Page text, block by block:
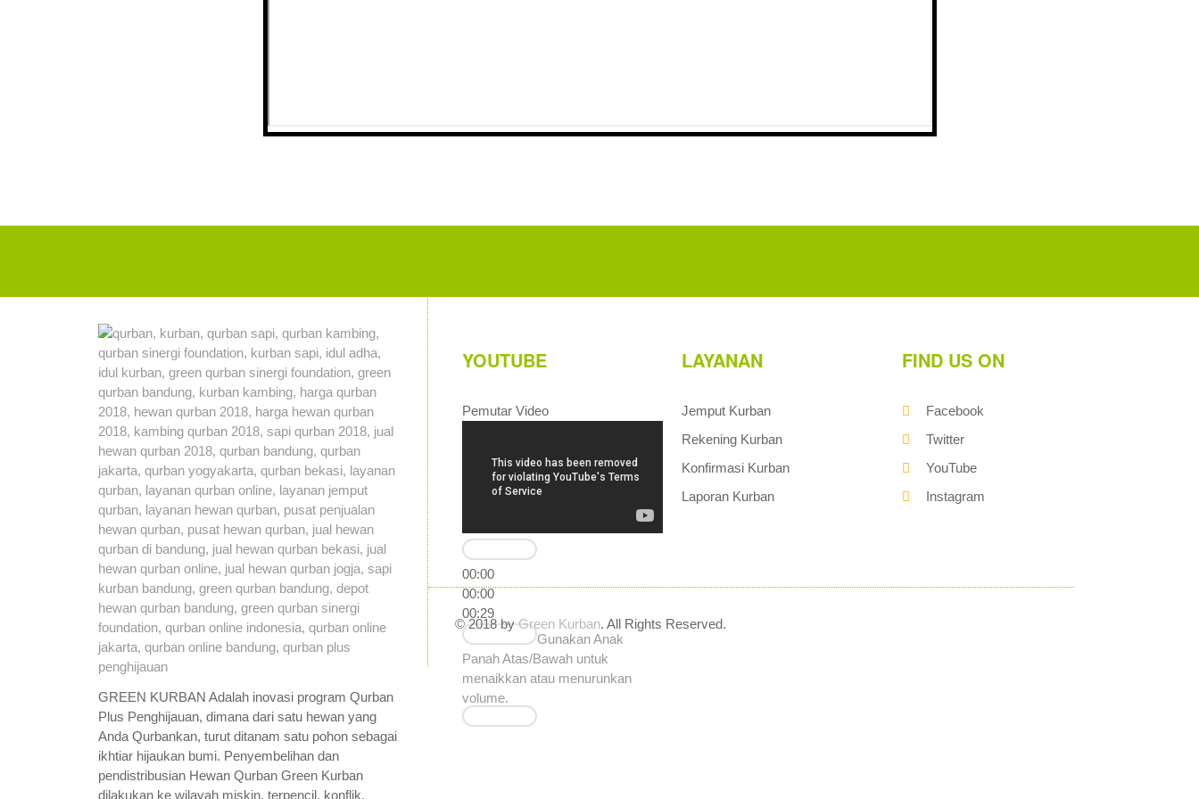
GREEN KURBAN Adalah inovasi program Qurban
Plus Penghijauan, dimana dari satu hewan yang
Anda Qurbankan, turut ditanam satu pohon sebagai
ikhtiar hijaukan bumi. Penyembelihan dan
pendistribusian Hewan Qurban Green Kurban
dilakukan ke wilayah miskin, terpencil, konflik,
YOUTUBE
Pemutar Video
00:00
00:00
00:29
Gunakan Anak
Panah Atas/Bawah untuk
menaikkan atau menurunkan
volume.
LAYANAN
Jemput Kurban
Rekening Kurban
Konfirmasi Kurban
Laporan Kurban
FIND US ON
Facebook
Twitter
YouTube
Instagram
© 2018 byGreen Kurban. All Rights Reserved.